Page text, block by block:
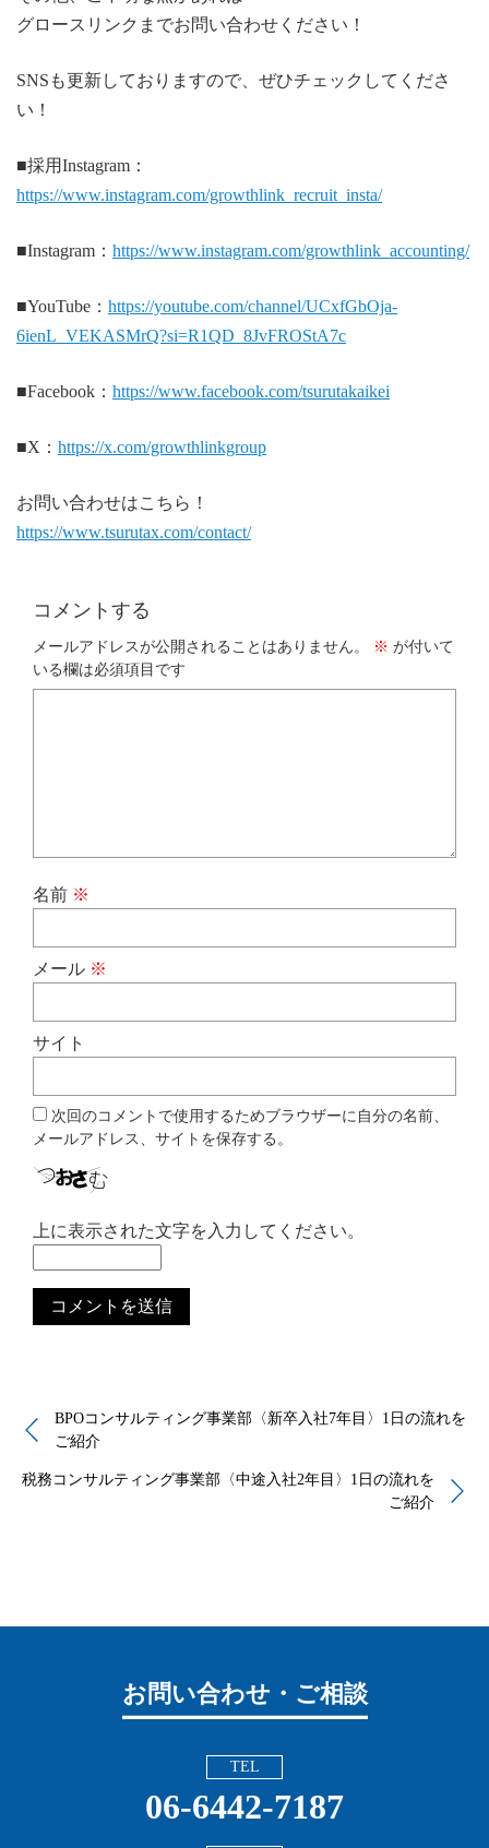
グロースリンクまでお問い合わせください！
SNSも更新しておりますので、ぜひチェックしてくださ
い！
■採用Instagram：
https://www.instagram.com/growthlink_recruit_insta/
■Instagram： https://www.instagram.com/growthlink_accounting/
■YouTube： https://youtube.com/channel/UCxfGbOja-
6ienL_VEKASMrQ?si=R1QD_8JvFROStA7c
■Facebook： https://www.facebook.com/tsurutakaikei
■X： https://x.com/growthlinkgroup
お問い合わせはこちら！
https://www.tsurutax.com/contact/
コメントする
メールアドレスが公開されることはありません。 ※ が付いて
いる欄は必須項目です
名前 ※
メール ※
サイト
次回のコメントで使用するためブラウザーに自分の名前、
メールアドレス、サイトを保存する。
上に表示された文字を入力してください。
BPOコンサルティング事業部〈新卒入社7年目〉1日の流れを
ご紹介
税務コンサルティング事業部〈中途入社2年目〉1日の流れを
ご紹介
お問い合わせ・ご相談
TEL
06-6442-7187